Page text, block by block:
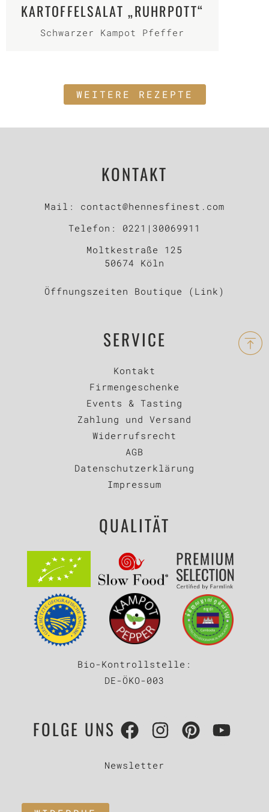
KARTOFFELSALAT „RUHRPOTT“
Schwarzer Kampot Pfeffer
WEITERE REZEPTE
KONTAKT
Mail: contact@hennesfinest.com
Telefon: 0221|30069911
Moltkestraße 125
50674 Köln
Öffnungszeiten Boutique (Link)
SERVICE
Kontakt
Firmengeschenke
Events & Tasting
Zahlung und Versand
Widerrufsrecht
AGB
Datenschutzerklärung
Impressum
QUALITÄT
Bio-Kontrollstelle:
DE-ÖKO-003
FOLGE UNS
Newsletter